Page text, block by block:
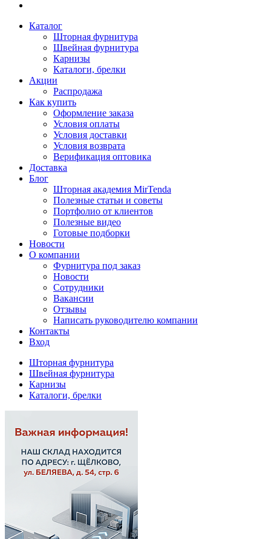
Каталог
Шторная фурнитура
Швейная фурнитура
Карнизы
Каталоги, брелки
Акции
Распродажа
Как купить
Оформление заказа
Условия оплаты
Условия доставки
Условия возврата
Верификация оптовика
Доставка
Блог
Шторная академия MirTenda
Полезные статьи и советы
Портфолио от клиентов
Полезные видео
Готовые подборки
Новости
О компании
Фурнитура под заказ
Новости
Сотрудники
Вакансии
Отзывы
Написать руководителю компании
Контакты
Вход
Шторная фурнитура
Швейная фурнитура
Карнизы
Каталоги, брелки